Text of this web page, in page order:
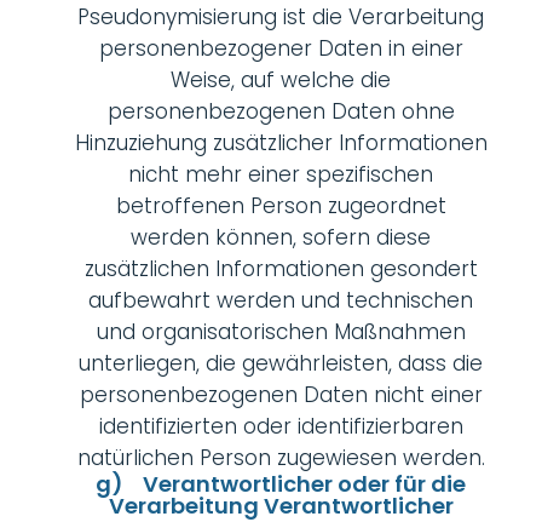
Pseudonymisierung ist die Verarbeitung
personenbezogener Daten in einer
Weise, auf welche die
personenbezogenen Daten ohne
Hinzuziehung zusätzlicher Informationen
nicht mehr einer spezifischen
betroffenen Person zugeordnet
werden können, sofern diese
zusätzlichen Informationen gesondert
aufbewahrt werden und technischen
und organisatorischen Maßnahmen
unterliegen, die gewährleisten, dass die
personenbezogenen Daten nicht einer
identifizierten oder identifizierbaren
natürlichen Person zugewiesen werden.
g) Verantwortlicher oder für die
Verarbeitung Verantwortlicher